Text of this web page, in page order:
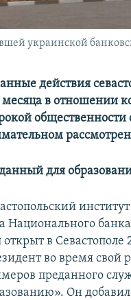
украинской
действия
месяца в отношении
общественности
для
Национального
открыт в
во время свой
преданного
Он